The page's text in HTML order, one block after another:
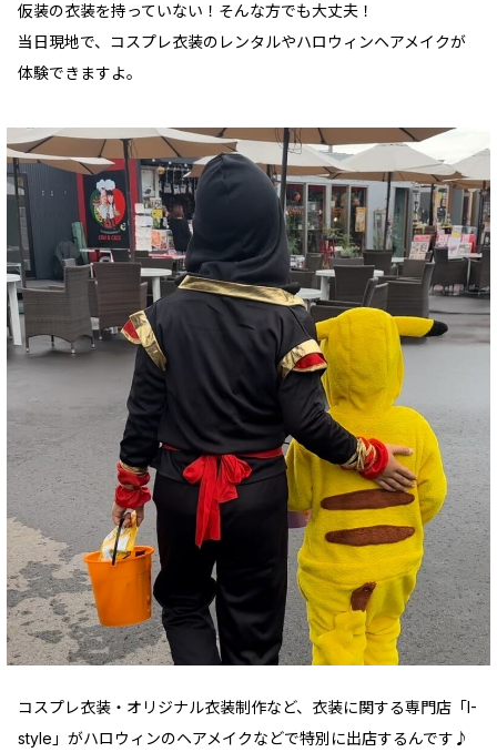
仮装の衣装を持っていない！そんな方でも大丈夫！
当日現地で、コスプレ衣装のレンタルやハロウィンヘアメイクが
体験できますよ。
コスプレ衣装・オリジナル衣装制作など、衣装に関する専門店「I-
style」がハロウィンのヘアメイクなどで特別に出店するんです♪